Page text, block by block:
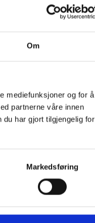
Om
mediefunksjoner og for å
partnerne våre innen
har gjort tilgjengelig for
Markedsføring